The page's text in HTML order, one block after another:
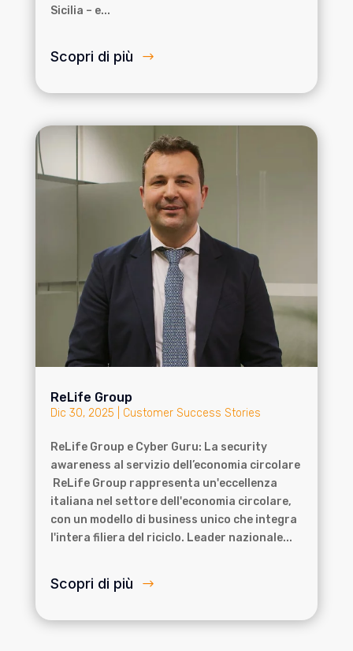
Sicilia – e...
Scopri di più
ReLife Group
Dic 30, 2025 Customer Success Stories
ReLife Group e Cyber Guru: La security
awareness al servizio dell’economia circolare
ReLife Group rappresenta un'eccellenza
italiana nel settore dell'economia circolare,
con un modello di business unico che integra
l'intera filiera del riciclo. Leader nazionale...
Scopri di più